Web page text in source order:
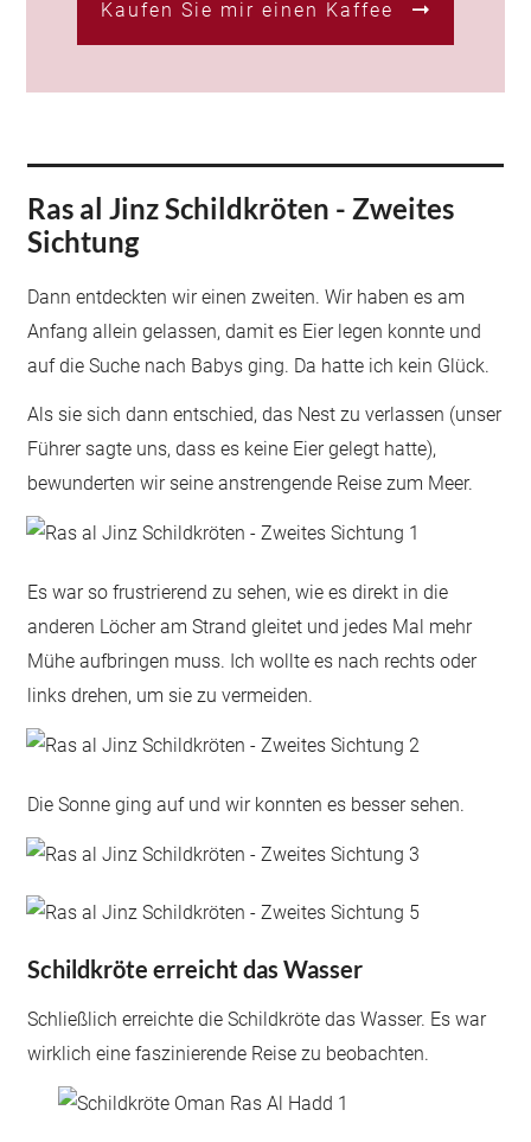
Kaufen Sie mir einen Kaffee
Ras al Jinz Schildkröten - Zweites
Sichtung
Dann entdeckten wir einen zweiten. Wir haben es am
Anfang allein gelassen, damit es Eier legen konnte und
auf die Suche nach Babys ging. Da hatte ich kein Glück.
Als sie sich dann entschied, das Nest zu verlassen (unser
Führer sagte uns, dass es keine Eier gelegt hatte),
bewunderten wir seine anstrengende Reise zum Meer.
Es war so frustrierend zu sehen, wie es direkt in die
anderen Löcher am Strand gleitet und jedes Mal mehr
Mühe aufbringen muss. Ich wollte es nach rechts oder
links drehen, um sie zu vermeiden.
Die Sonne ging auf und wir konnten es besser sehen.
Schildkröte erreicht das Wasser
Schließlich erreichte die Schildkröte das Wasser. Es war
wirklich eine faszinierende Reise zu beobachten.